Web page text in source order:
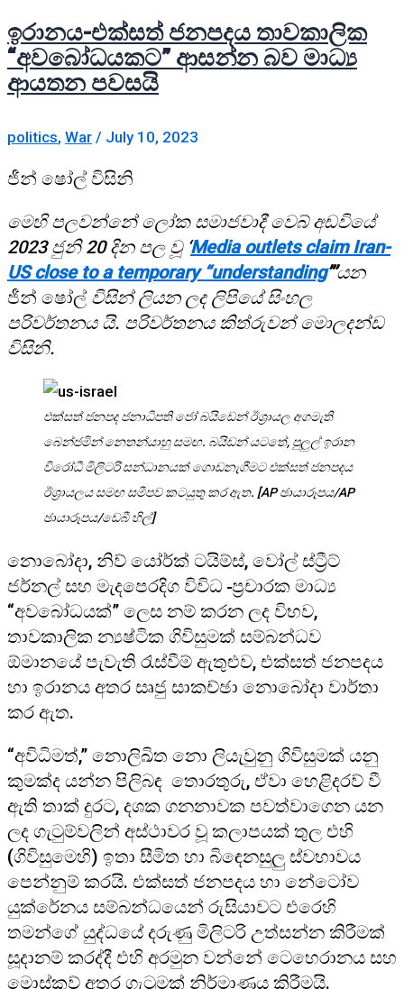
ඉරානය-එක්සත් ජනපදය තාවකාලික
“අවබෝධයකට” ආසන්න බව මාධ්‍ය
ආයතන පවසයි
politics, War / July 10, 2023
ජීන් ෂෝල් විසිනි
මෙහි පලවන්නේ ලෝක සමාජවාදී වෙබ් අඩවියේ
2023 ජුනි 20 දින පල වූ ‘Media outlets claim Iran-
US close to a temporary “understanding”’යන
ජීන් ෂෝල්විසින් ලියන ලද ලිපියේ සිංහල
පරිවර්තනය යි. පරිවර්තනය කිත්රුවන් මොලදන්ඩ
විසිනි.
එක්සත් ජනපද ජනාධිපති ජෝ බයිඩෙන් ඊශ්‍රායල අගමැති
බෙන්ජමින් නෙතන්යාහු සමඟ. බයිඩන් යටතේ, පුලුල් ඉරාන
විරෝධී මිලිටරි සන්ධානයක් ගොඩනැගීමට එක්සත් ජනපදය
ඊශ්‍රායලය සමඟ සමීපව කටයුතු කර ඇත. [AP ඡායාරූපය/AP
ඡායාරූපය/ඩෙබී හිල්]
නොබෝදා, නිව් යෝර්ක් ටයිම්ස්, වෝල් ස්ට්‍රීට්
ජර්නල් සහ මැදපෙරදිග විවිධ ප්‍රචාරක මාධ්‍ය
“අවබෝධයක්” ලෙස නම් කරන ලද විභව,
තාවකාලික න්‍යෂ්ටික ගිවිසුමක් සම්බන්ධව
ඕමානයේ පැවැති රැස්වීම් ඇතුළුව, එක්සත් ජනපදය
හා ඉරානය අතර සෘජු සාකච්ඡා නොබෝදා වාර්තා
කර ඇත.
“අවිධිමත්,” නොලිඛිත නො ලියැවුනු ගිවිසුමක් යනු
කුමක්ද යන්න පිලිබඳ තොරතුරු, ඒවා හෙළිදරව් වී
ඇති තාක් දුරට, දශක ගනනාවක පවත්වාගෙන යන
ලද ගැටුම්වලින් අස්ථාවර වූ කලාපයක් තුල එහි
(ගිවිසුමෙහි) ඉතා සීමිත හා බිඳෙනසුලු ස්වභාවය
පෙන්නුම් කරයි. එක්සත් ජනපදය හා නේටෝව
යුක්රේනය සම්බන්ධයෙන් රුසියාවට එරෙහි
තමන්ගේ යුද්ධයේ දරුණු මිලිටරි උත්සන්න කිරීමක්
සූදානම් කරද්දී එහි අරමුන වන්නේ ටෙහෙරානය සහ
මොස්කව් අතර ගැටුමක් නිර්මාණය කිරීමයි.